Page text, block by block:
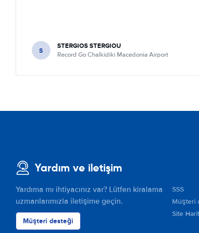
S STERGIOS STERGIOU
Record Go Chalkidiki Macedonia Airport
Yardım ve iletişim
Yardıma mı ihtiyacınız var? Lütfen kiralama
uzmanlarımızla iletişime geçin.
Müşteri desteği
SSS
Müşteri
Site